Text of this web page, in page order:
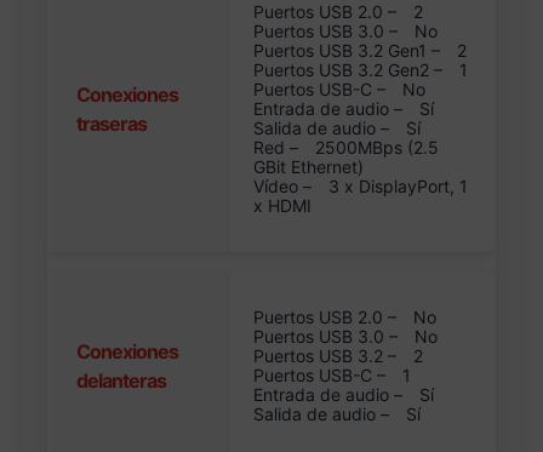
Conexiones
traseras
Puertos USB 2.0 –
2
Puertos USB 3.0 –
No
Puertos USB 3.2 Gen1 –
2
Puertos USB 3.2 Gen2 –
1
Puertos USB-C –
No
Entrada de audio –
Sí
Salida de audio –
Sí
Red –
2500MBps (2.5
GBit Ethernet)
Vídeo –
3 x DisplayPort, 1
x HDMI
Conexiones
delanteras
Puertos USB 2.0 –
No
Puertos USB 3.0 –
No
Puertos USB 3.2 –
2
Puertos USB-C –
1
Entrada de audio –
Sí
Salida de audio –
Sí